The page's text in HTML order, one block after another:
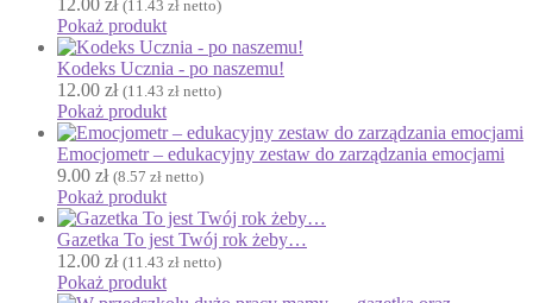
Karnawał
Kartki do odbijania
Karty Pracy
Karty ruchowe
Kolorowanki
↳ Kolorowanki XXL
Kolory
Kosmos
Kształty
(11.43 zł netto)
Pokaż produkt
Kodeks Ucznia - po naszemu!
12.00 zł (11.43 zł netto)
Pokaż produkt
Emocjometr – edukacyjny zestaw do zarządzania emocjami
9.00 zł (8.57 zł netto)
Pokaż produkt
Gazetka To jest Twój rok żeby…
12.00 zł (11.43 zł netto)
Pokaż produkt